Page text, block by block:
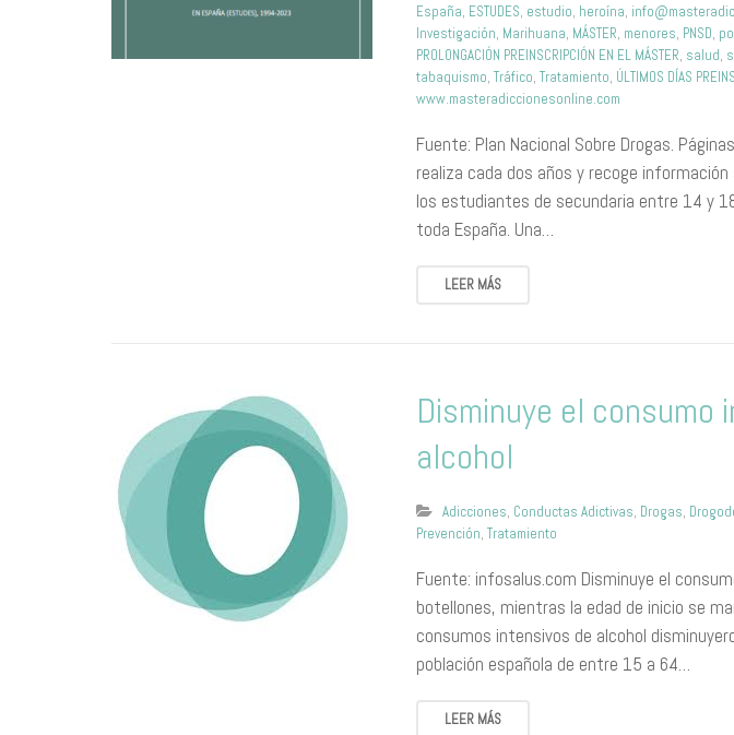
España, ESTUDES, estudio, heroína,
Investigación, Marihuana, MÁSTER, menores, PNSD,
PROLONGACIÓN PREINSCRIPCIÓN EN EL MÁSTER, salud,
tabaquismo,Tráfico,Tratamiento, ÚLTIMOS DÍAS
www.masteradiccionesonline.com
Fuente: Plan Nacional Sobre Drogas.
realiza cada dos años y recoge
los estudiantes de secundaria entre 14 y
toda España. Una…
LEER MÁS
Disminuye el consumo
alcohol
Adicciones, Conductas Adictivas, Drogas,
Prevención,Tratamiento
Fuente: infosalus.com Disminuye el
botellones, mientras la edad de inicio se
consumos intensivos de alcohol
población española de entre 15 a 64…
LEER MÁS